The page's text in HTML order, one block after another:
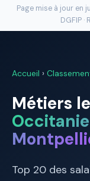
Page mise à jour en
DGFIP
Accueil ›
Métiers
Top 20 des